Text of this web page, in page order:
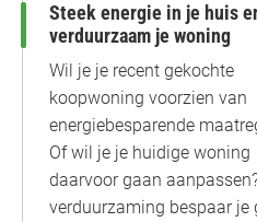
Steek energie in je huis
verduurzaam je woning
Wil je je recent gekochte
koopwoning voorzien van
energiebesparende
Of wil je je huidige woning
daarvoor gaan
verduurzaming bespaar je